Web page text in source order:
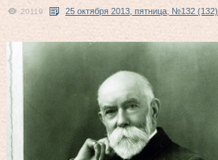
20119 25 октября 2013, пятница, №132 (132)